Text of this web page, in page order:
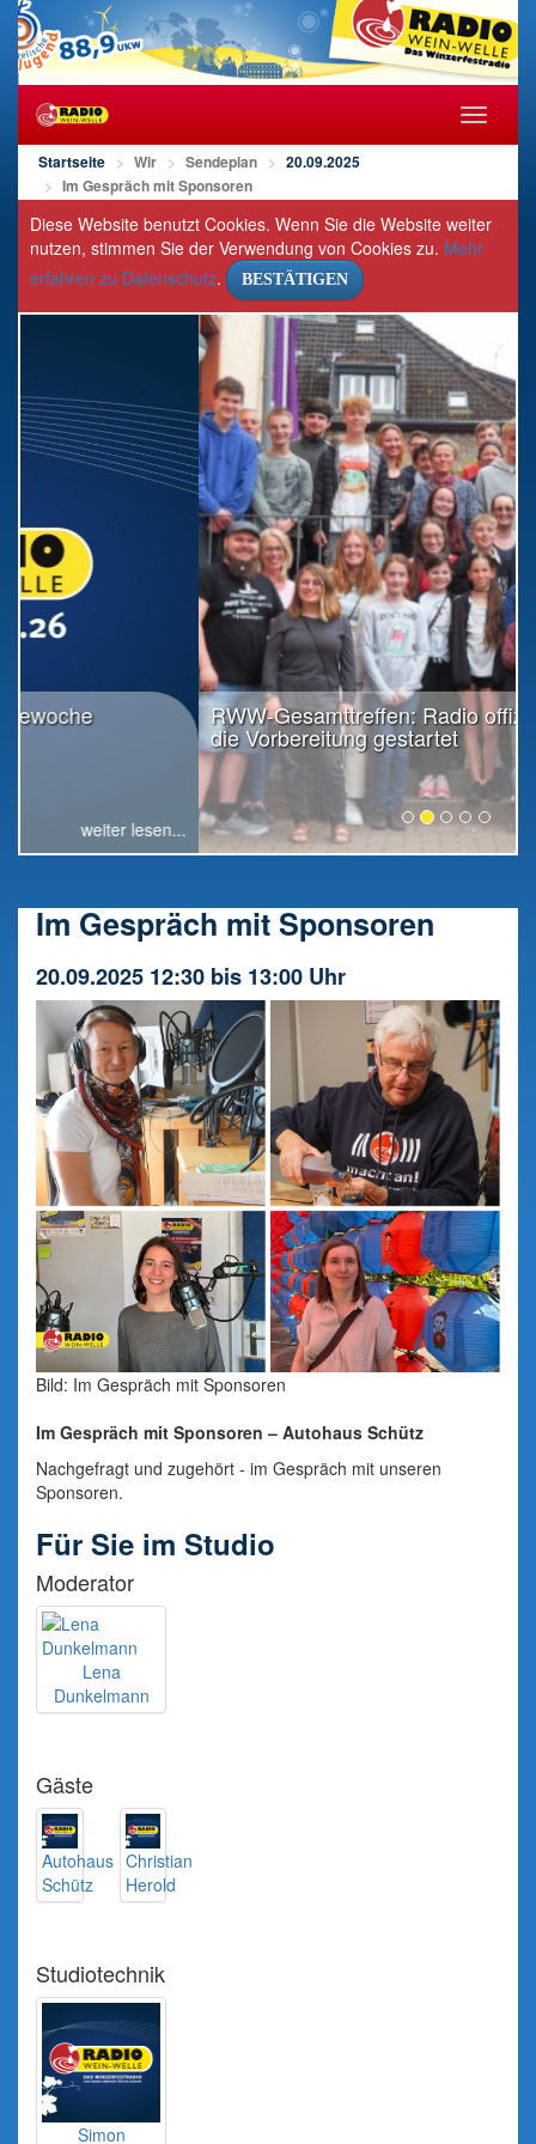
öffnen/
Startseite Wir Sendeplan
20.09.2025
Im Gespräch mit Sponsoren
Diese Website benutzt Cookies. Wenn Sie die Website weiter
nutzen, stimmen Sie der Verwendung von Cookies zu. Mehr
erfahren zu Datenschutz. BESTÄTIGEN
RWW-Gesamttreffen: Radio offiziell in
die Vorbereitung gestartet
weiter lesen...
Im Gespräch mit Sponsoren
20.09.2025 12:30 bis 13:00 Uhr
Bild: Im Gespräch mit Sponsoren
Im Gespräch mit Sponsoren – Autohaus Schütz
Nachgefragt und zugehört - im Gespräch mit unseren
Sponsoren.
Für Sie im Studio
Moderator
Lena
Dunkelmann
Gäste
Autohaus
Schütz
Christian
Herold
Studiotechnik
Simon